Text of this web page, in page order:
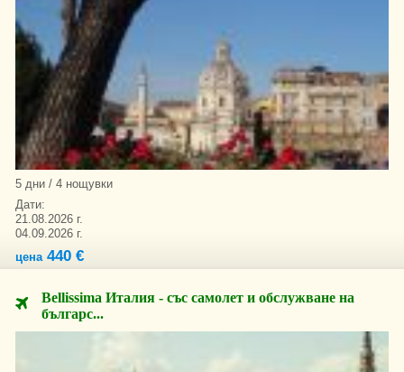
5 дни / 4 нощувки
Дати:
21.08.2026 г.
04.09.2026 г.
цена 440 €
Bellissima Италия - със самолет и обслужване на
българс...